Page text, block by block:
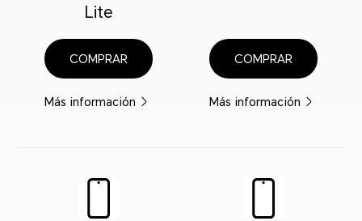
Lite
COMPRAR
Más información
COMPRAR
Más información